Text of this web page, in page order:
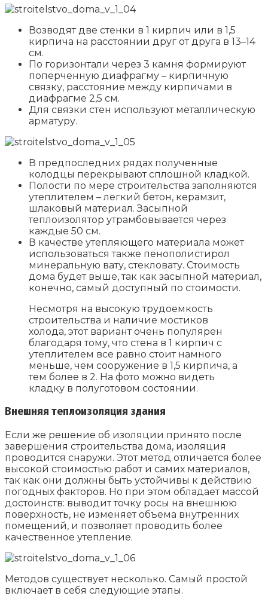
Возводят две стенки в 1 кирпич или в 1,5
кирпича на расстоянии друг от друга в 13–14
см.
По горизонтали через 3 камня формируют
поперченную диафрагму – кирпичную
связку, расстояние между кирпичами в
диафрагме 2,5 см.
Для связки стен используют металлическую
арматуру.
В предпоследних рядах полученные
колодцы перекрывают сплошной кладкой.
Полости по мере строительства заполняются
утеплителем – легкий бетон, керамзит,
шлаковый материал. Засыпной
теплоизолятор утрамбовывается через
каждые 50 см.
В качестве утепляющего материала может
использоваться также пенополистирол
минеральную вату, стекловату. Стоимость
дома будет выше, так как засыпной материал,
конечно, самый доступный по стоимости.
Несмотря на высокую трудоемкость
строительства и наличие мостиков
холода, этот вариант очень популярен
благодаря тому, что стена в 1 кирпич с
утеплителем все равно стоит намного
меньше, чем сооружение в 1,5 кирпича, а
тем более в 2. На фото можно видеть
кладку в полуготовом состоянии.
Внешняя теплоизоляция здания
Если же решение об изоляции принято после
завершения строительства дома, изоляция
проводится снаружи. Этот метод отличается более
высокой стоимостью работ и самих материалов,
так как они должны быть устойчивы к действию
погодных факторов. Но при этом обладает массой
достоинств: выводит точку росы на внешнюю
поверхность, не изменяет объема внутренних
помещений, и позволяет проводить более
качественное утепление.
Методов существует несколько. Самый простой
включает в себя следующие этапы.